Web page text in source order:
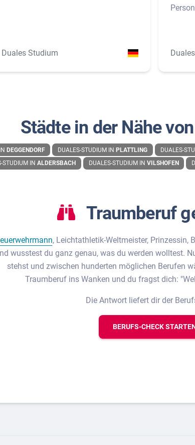
Duales Studium
Städte in der Nähe
DEGGENDORF DUALES-STUDIUM INPLATTLING DUALES-
STUDIUM IN ALDERSBACH DUALES-STUDIUM IN VILSHOFEN
Traumberuf
, Leichtathletik-Weltmeister, Prinzessin,
wusstest du ganz genau, was du werden wolltest.
stehst und zwischen hunderten möglichen Berufen
Traumberuf ins Wanken und du fragst dich:
Die Antwort liefert dir der
BERUFS-CHECK